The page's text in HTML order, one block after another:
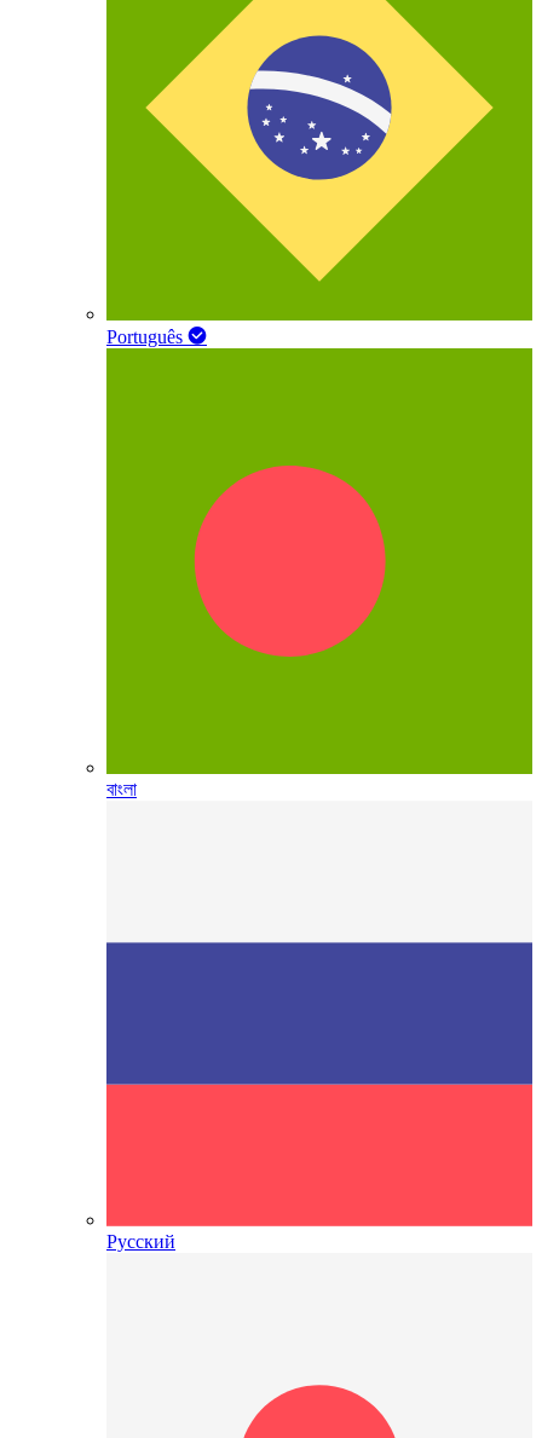
Português
বাংলা
Русский